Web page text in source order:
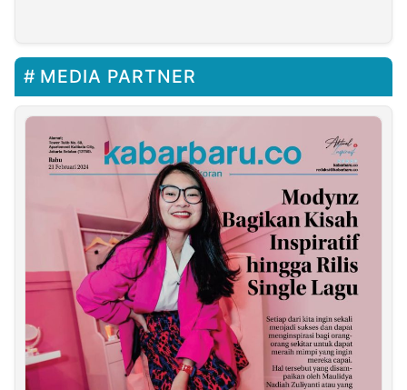
MEDIA PARTNER